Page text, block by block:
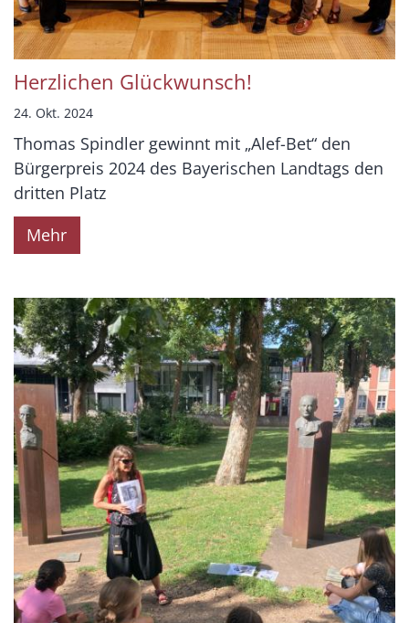
Herzlichen Glückwunsch!
24. Okt. 2024
Thomas Spindler gewinnt mit „Alef-Bet“ den
Bürgerpreis 2024 des Bayerischen Landtags den
dritten Platz
Mehr